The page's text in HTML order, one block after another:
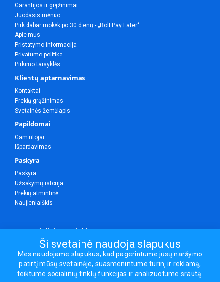
Garantijos ir grąžinimai
Juodasis mėnuo
Pirk dabar mokėk po 30 dienų - „Bolt Pay Later“
Apie mus
Pristatymo informacija
Privatumo politika
Pirkimo taisyklės
Klientų aptarnavimas
Kontaktai
Prekių grąžinimas
Svetainės žemėlapis
Papildomai
Gamintojai
Išpardavimas
Paskyra
Paskyra
Užsakymų istorija
Prekių atmintinė
Naujienlaiškis
Mes socialiniuose tinkluose
Visos teisės saugomos.
Sporto ir laisvalaikio prekės, maisto papildai - erasportas.lt © 2026
Ši svetainė naudoja slapukus
Mes naudojame slapukus, kad pagerintume jūsų naršymo
patirtį mūsų svetainėje, suasmenintume turinį ir reklamą,
teiktume socialinių tinklų funkcijas ir analizuotume srautą.